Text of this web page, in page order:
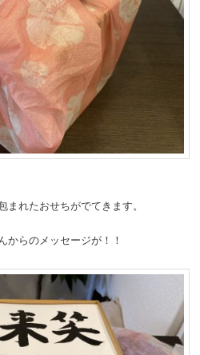
れたおせちがでてきます。
からのメッセージが！！